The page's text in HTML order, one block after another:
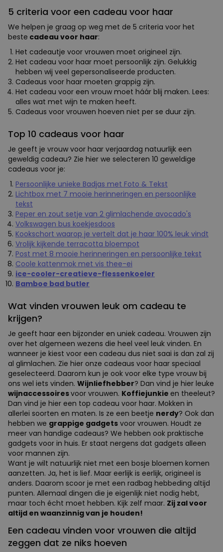
5 criteria voor een cadeau voor haar
We helpen je graag op weg met de 5 criteria voor het
beste cadeau voor haar:
Het cadeautje voor vrouwen moet origineel zijn.
Het cadeau voor haar moet persoonlijk zijn. Gelukkig
hebben wij veel gepersonaliseerde producten.
Cadeaus voor haar moeten grappig zijn.
Het cadeau voor een vrouw moet háár blij maken. Lees:
alles wat met wijn te maken heeft.
Cadeaus voor vrouwen hoeven niet per se duur zijn.
Top 10 cadeaus voor haar
Je geeft je vrouw voor haar verjaardag natuurlijk een
geweldig cadeau? Zie hier we selecteren 10 geweldige
cadeaus voor je:
Persoonlijke unieke Badjas met Foto & Tekst
Lichtbox met 7 mooie herinneringen en persoonlijke
tekst
Peper en zout setje van 2 glimlachende avocado's
Volkswagen bus koekjesdoos
Kookschort waarop je vertelt dat je haar 100% leuk vindt
Vrolijk kijkende terracotta bloempot
Post met 8 mooie herinneringen en persoonlijke tekst
Coole kattenmok met vis thee-ei
ice-cooler-creatieve-flessenkoeler
Bamboe bad butler
Wat vinden vrouwen leuk om cadeau te
krijgen?
Je geeft haar een bijzonder en uniek cadeau. Vrouwen zijn
over het algemeen wezens die heel veel leuk vinden. En
wanneer je kiest voor een cadeau dus niet saai is dan zal zij
al glimlachen. Zie hier onze cadeaus voor haar speciaal
geselecteerd. Daarom kun je ook voor elke type vrouw bij
ons wel iets vinden. Wijnliefhebber? Dan vind je hier leuke
wijnaccessoiresvoor vrouwen. Koffiejunkie en theeleut?
Dan vind je hier een top cadeau voor haar. Mokken in
allerlei soorten en maten. Is ze een beetje nerdy? Ook dan
hebben we grappige gadgets voor vrouwen. Houdt ze
meer van handige cadeaus? We hebben ook praktische
gadgets voor in huis. Er staat nergens dat gadgets alleen
voor mannen zijn.
Want je wilt natuurlijk niet met een bosje bloemen komen
aanzetten. Ja, het is lief. Maar eerlijk is eerlijk, origineel is
anders. Daarom scoor je met een radbag hebbeding altijd
punten. Allemaal dingen die je eigenlijk niet nodig hebt,
maar toch écht moet hebben. Kijk zelf maar. Zij zal voor
altijd en waanzinnig van je houden!
Een cadeau vinden voor vrouwen die altijd
zeggen dat ze niks hoeven